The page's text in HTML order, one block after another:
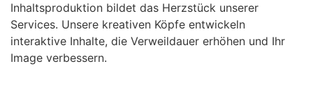
Inhaltsproduktion bildet das Herzstück unserer
Services. Unsere kreativen Köpfe entwickeln
interaktive Inhalte, die Verweildauer erhöhen und Ihr
Image verbessern.